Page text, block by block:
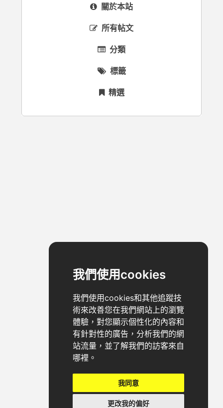
我們使用cookies
我們使用cookies和其他追蹤技
術來改善您在我們網站上的瀏覽
體驗，對您顯示個性化的內容和
有針對性的廣告，分析我們的網
站流量，並了解我們的訪客來自
哪裡。
我同意
更改我的偏好
關於本站
所有帖文
分類
標籤
精選